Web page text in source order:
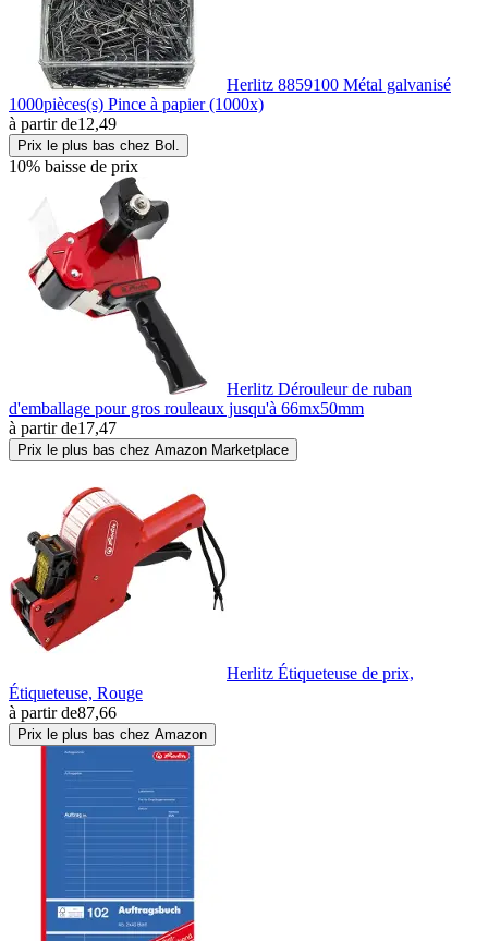
Herlitz 8859100 Métal galvanisé
1000pièces(s) Pince à papier (1000x)
à partir de12,49
Prix le plus bas chez Bol.
10% baisse de prix
Herlitz Dérouleur de ruban
d'emballage pour gros rouleaux jusqu'à 66mx50mm
à partir de17,47
Prix le plus bas chez Amazon Marketplace
Herlitz Étiqueteuse de prix,
Étiqueteuse, Rouge
à partir de87,66
Prix le plus bas chez Amazon